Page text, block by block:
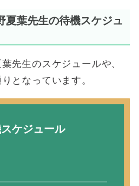
夏葉先生の待機スケジュ
先生のスケジュールや、
となっています。
ケジュール